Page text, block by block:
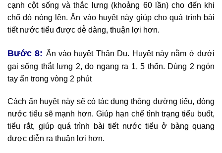
cạnh cột sống và thắc lưng (khoảng 60 lần) cho đến khi
chổ đó nóng lên. Ấn vào huyệt này giúp cho quá trình bài
tiết nước tiểu được dễ dàng, thuận lợi hơn.
Bước 8: Ấn vào huyệt Thận Du. Huyệt này nằm ở dưới
gai sống thắt lưng 2, đo ngang ra 1, 5 thốn. Dùng 2 ngón
tay ấn trong vòng 2 phút
Cách ấn huyệt này sẽ có tác dụng thông đường tiểu, dòng
nước tiểu sẽ mạnh hơn. Giúp hạn chế tình trạng tiểu buốt,
tiểu rắt, giúp quá trình bài tiết nước tiểu ở bàng quang
được diễn ra thuận lợi hơn.